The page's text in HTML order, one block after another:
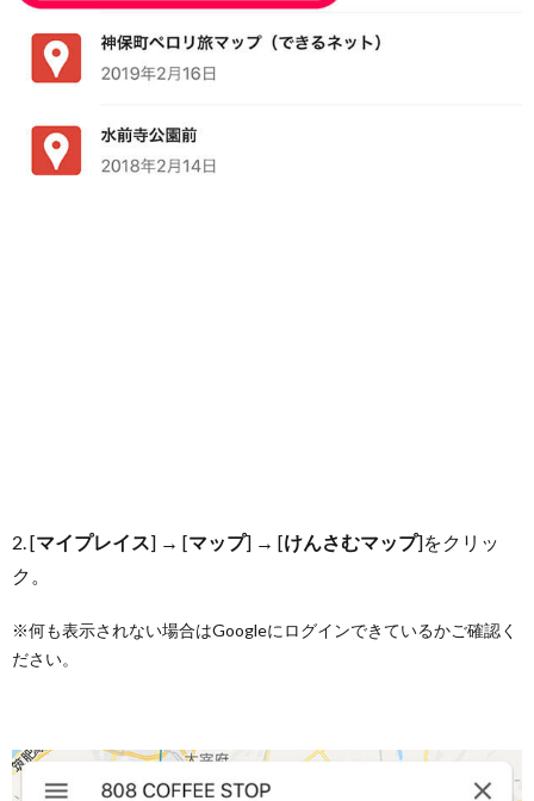
2. [マイプレイス] → [マップ] → [けんさむマップ]をクリッ
ク。
※何も表示されない場合はGoogleにログインできているかご確認く
ださい。